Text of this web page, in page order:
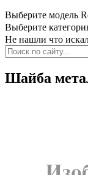
Выберите модель
Выберите
Не нашли что
Шайба